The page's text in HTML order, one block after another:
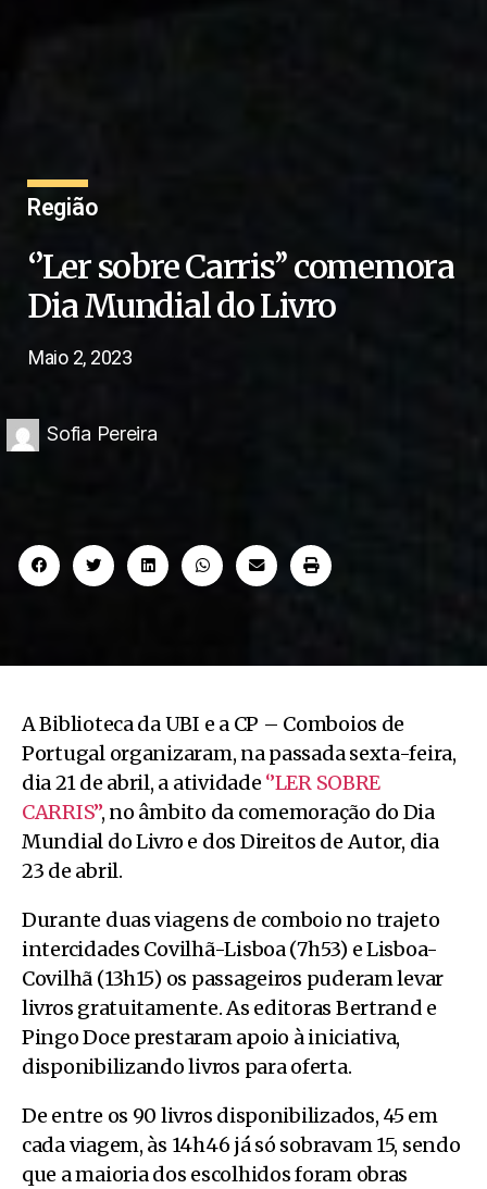
Região
‘’Ler sobre Carris’’ comemora
Dia Mundial do Livro
Maio 2, 2023
Sofia Pereira
A Biblioteca da UBI e a CP – Comboios de
Portugal organizaram, na passada sexta-feira,
dia 21 de abril, a atividade ‘’LER SOBRE
CARRIS’’, no âmbito da comemoração do Dia
Mundial do Livro e dos Direitos de Autor, dia
23 de abril.
Durante duas viagens de comboio no trajeto
intercidades Covilhã-Lisboa (7h53) e Lisboa-
Covilhã (13h15) os passageiros puderam levar
livros gratuitamente. As editoras Bertrand e
Pingo Doce prestaram apoio à iniciativa,
disponibilizando livros para oferta.
De entre os 90 livros disponibilizados, 45 em
cada viagem, às 14h46 já só sobravam 15, sendo
que a maioria dos escolhidos foram obras